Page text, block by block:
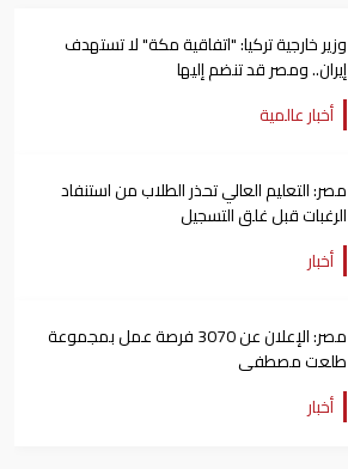
وزير خارجية تركيا: "اتفاقية مكة" لا تستهدف
إيران.. ومصر قد تنضم إليها
أخبار عالمية
مصر: التعليم العالي تحذر الطلاب من استنفاد
الرغبات قبل غلق التسجيل
أخبار
مصر: الإعلان عن 3070 فرصة عمل بمجموعة
طلعت مصطفى
أخبار